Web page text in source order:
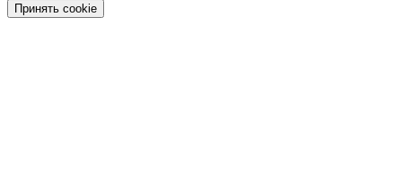
Принять cookie